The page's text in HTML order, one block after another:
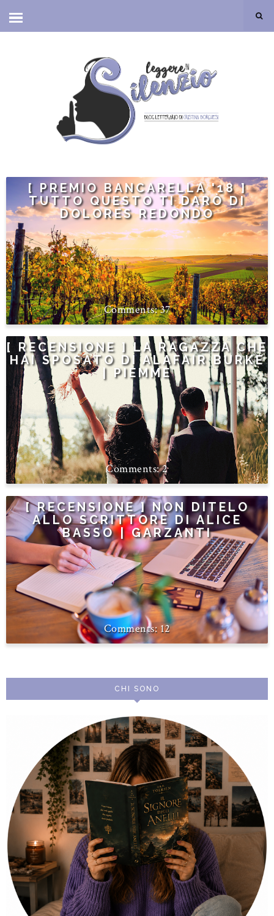
[ PREMIO BANCARELLA '18 ]
TUTTO QUESTO TI DARÒ DI
DOLORES REDONDO
37
[ RECENSIONE ] LA RAGAZZA CHE
HAI SPOSATO DI ALAFAIR BURKE
| PIEMME
2
[ RECENSIONE ] NON DITELO
ALLO SCRITTORE DI ALICE
BASSO | GARZANTI
12
CHI SONO